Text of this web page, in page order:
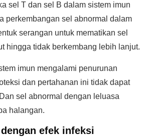
sel T dan sel B dalam sistem imun
perkembangan sel abnormal dalam
serangan untuk mematikan sel
hingga tidak berkembang lebih lanjut.
imun mengalami penurunan
dan pertahanan ini tidak dapat
sel abnormal dengan leluasa
halangan.
efek infeksi